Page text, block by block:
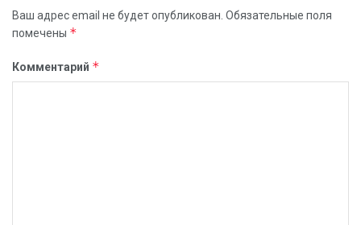
Ваш адрес email не будет опубликован. Обязательные поля
помечены *
Комментарий *